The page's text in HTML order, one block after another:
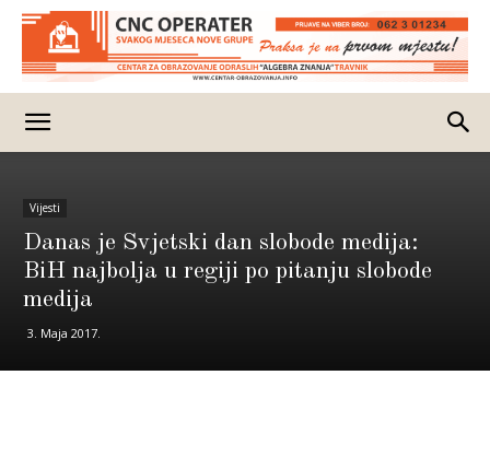
Vijesti
Danas je Svjetski dan slobode medija:
BiH najbolja u regiji po pitanju slobode
medija
3. Maja 2017.